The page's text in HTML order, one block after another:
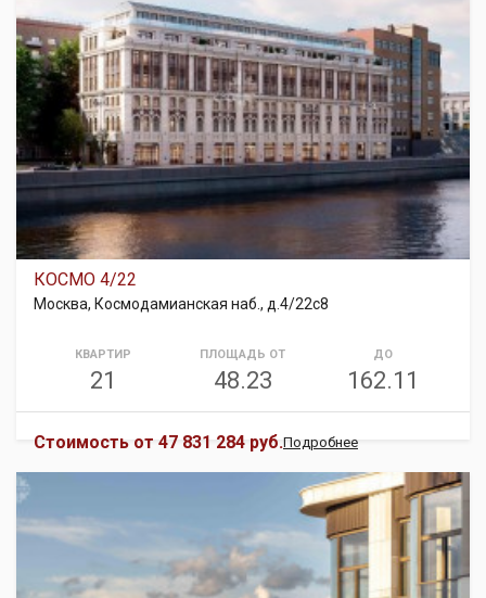
КОСМО 4/22
Москва, Космодамианская наб., д.4/22с8
КВАРТИР
21
ПЛОЩАДЬ ОТ
48.23
ДО
162.11
Стоимость от 47 831 284 руб.Подробнее